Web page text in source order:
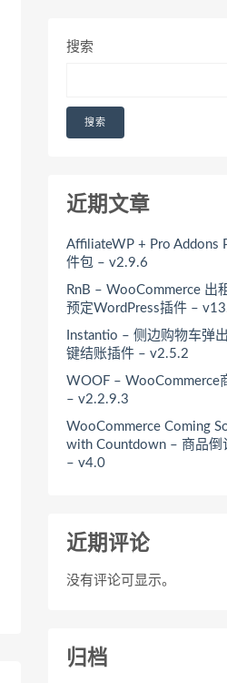
搜索
搜索
近期文章
AffiliateWP + Pro Addons
件包 – v2.9.6
RnB – WooCommerce 出
预定WordPress插件 –
Instantio – 侧边购物车弹
键结账插件 – v2.5.2
WOOF – WooCommerce
– v2.2.9.3
WooCommerce Coming
with Countdown – 商品倒
– v4.0
近期评论
没有评论可显示。
归档